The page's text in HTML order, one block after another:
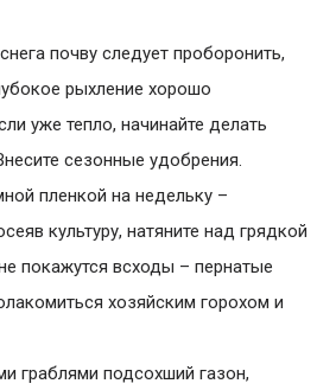
почву следует проборонить,
рыхление хорошо
уже тепло, начинайте делать
сезонные удобрения.
пленкой на недельку –
культуру, натяните над грядкой
покажутся всходы – пернатые
хозяйским горохом и
граблями подсохший газон,